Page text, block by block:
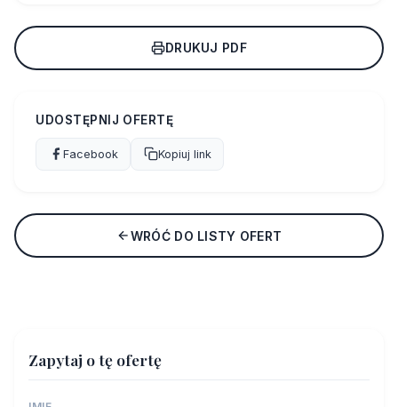
DRUKUJ PDF
UDOSTĘPNIJ OFERTĘ
Facebook Kopiuj link
WRÓĆ DO LISTY OFERT
Zapytaj o tę ofertę